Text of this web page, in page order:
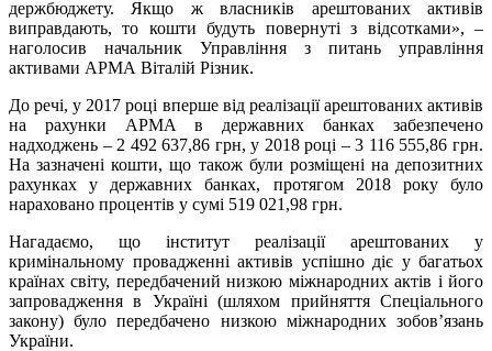
держбюджету. Якщо ж власників арештованих активів
виправдають, то кошти будуть повернуті з відсотками», –
наголосив начальник Управління з питань управління
активами АРМА Віталій Різник.
До речі, у 2017 році вперше від реалізації арештованих активів
на рахунки АРМА в державних банках забезпечено
надходжень – 2 492 637,86 грн, у 2018 році – 3 116 555,86 грн.
На зазначені кошти, що також були розміщені на депозитних
рахунках у державних банках, протягом 2018 року було
нараховано процентів у сумі 519 021,98 грн.
Нагадаємо, що інститут реалізації арештованих у
кримінальному провадженні активів успішно діє у багатьох
країнах світу, передбачений низкою міжнародних актів і його
запровадження в Україні (шляхом прийняття Спеціального
закону) було передбачено низкою міжнародних зобов’язань
України.